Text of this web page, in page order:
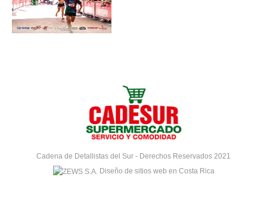
Cadena de Detallistas del Sur - Derechos Reservados 2021
Diseño de sitios web en Costa Rica